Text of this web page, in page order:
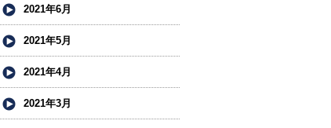
2021年6月
2021年5月
2021年4月
2021年3月